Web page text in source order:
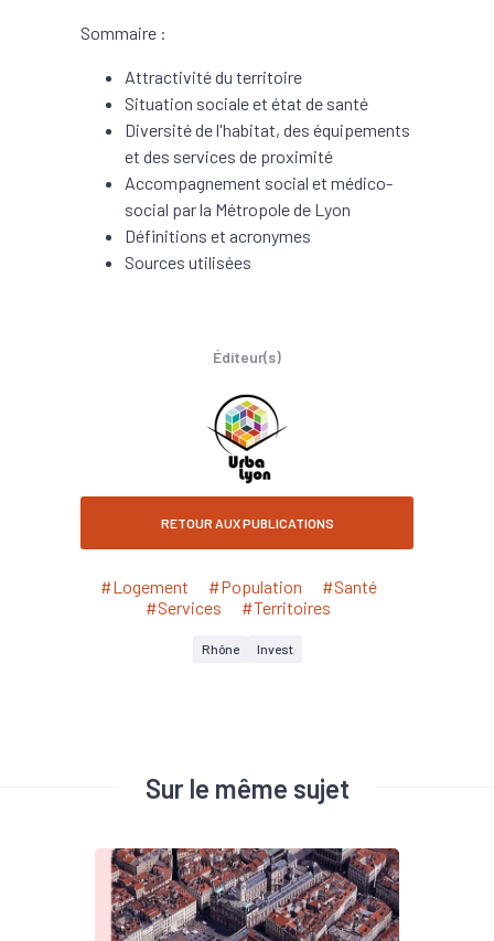
Sommaire :
Attractivité du territoire
Situation sociale et état de santé
Diversité de l'habitat, des équipements
et des services de proximité
Accompagnement social et médico-
social par la Métropole de Lyon
Définitions et acronymes
Sources utilisées
Éditeur(s)
RETOUR AUX PUBLICATIONS
#Logement #Population
#Santé
#Services
#Territoires
Rhône Invest
Sur le même sujet